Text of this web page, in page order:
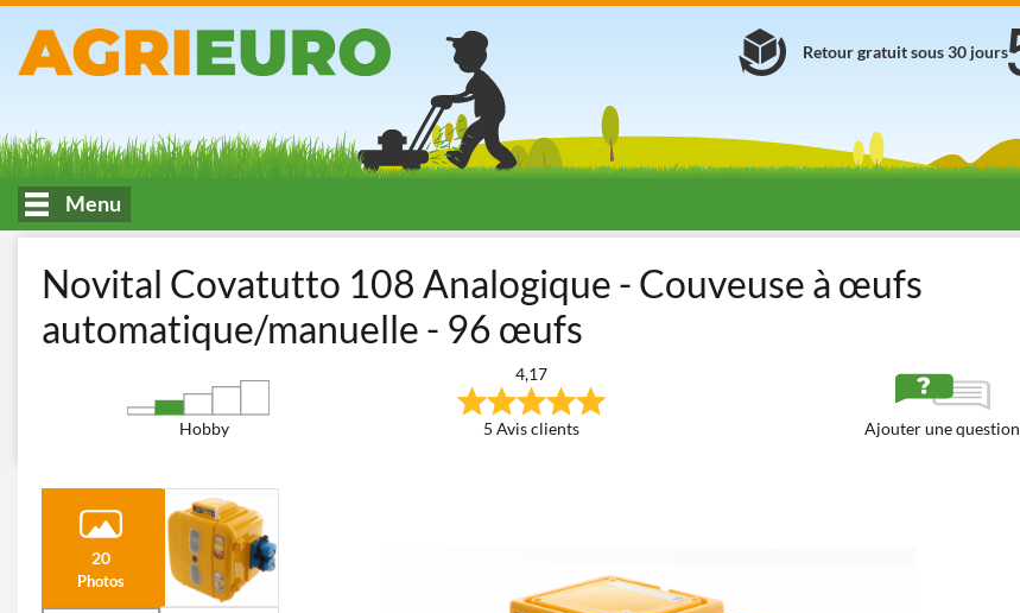
Retour gratuit sous 30 jours
Menu
Novital Covatutto 108 Analogique - Couveuse à œufs
automatique/manuelle - 96 œufs
Hobby
4,17
5 Avis clients Ajouter une question
20
Photos